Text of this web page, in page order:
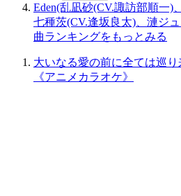
Eden(乱凪砂(CV.諏訪部順一)
七種茨(CV.逢坂良太)、漣ジ
曲ランキングをもっとみる
大いなる愛の前に全ては巡り
《アニメカラオケ》